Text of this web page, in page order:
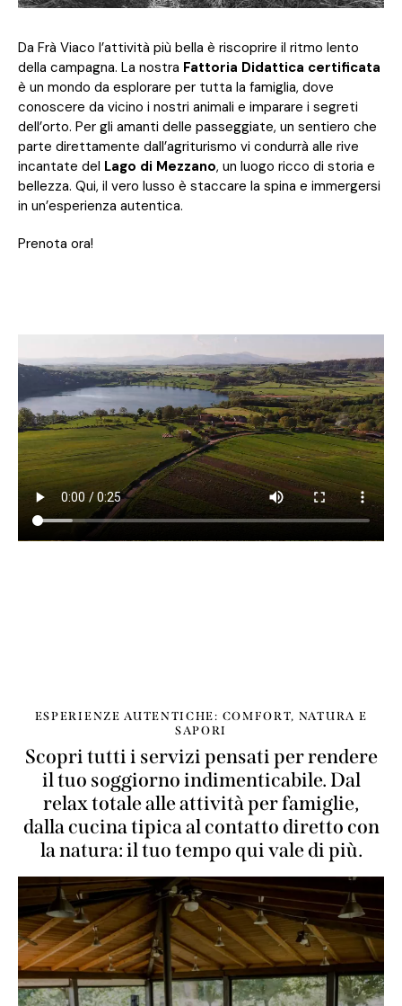
Da Frà Viaco l’attività più bella è riscoprire il ritmo lento
della campagna. La nostra Fattoria Didattica certificata
è un mondo da esplorare per tutta la famiglia, dove
conoscere da vicino i nostri animali e imparare i segreti
dell’orto. Per gli amanti delle passeggiate, un sentiero che
parte direttamente dall’agriturismo vi condurrà alle rive
incantate del Lago di Mezzano, un luogo ricco di storia e
bellezza. Qui, il vero lusso è staccare la spina e immergersi
in un’esperienza autentica.
Prenota ora!
ESPERIENZE AUTENTICHE: COMFORT, NATURA E
SAPORI
Scopri tutti i servizi pensati per rendere
il tuo soggiorno indimenticabile. Dal
relax totale alle attività per famiglie,
dalla cucina tipica al contatto diretto con
la natura: il tuo tempo qui vale di più.